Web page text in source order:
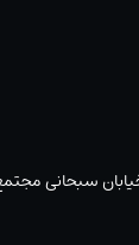
سبحانی